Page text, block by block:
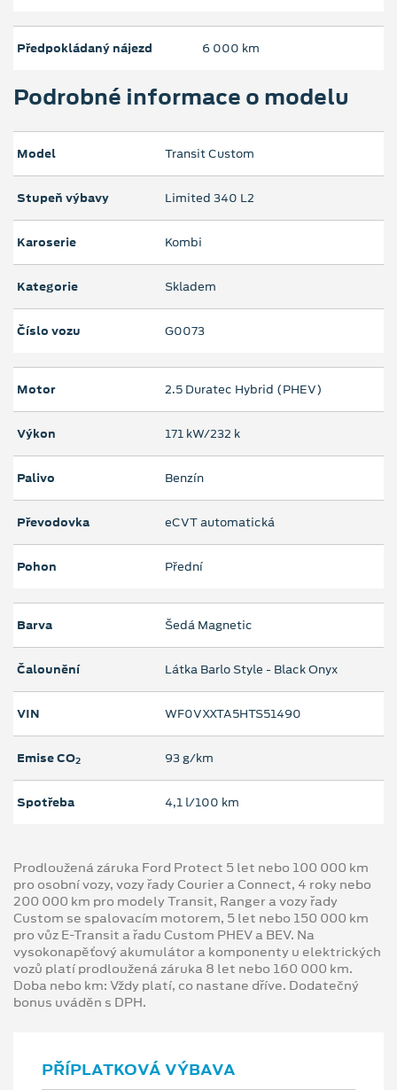
Předpokládaný nájezd 6 000 km
Podrobné informace o modelu
Model Transit Custom
Stupeň výbavy Limited 340 L2
Karoserie Kombi
Kategorie Skladem
Číslo vozu G0073
Motor 2.5 Duratec Hybrid (PHEV)
Výkon 171 kW/232 k
Palivo Benzín
Převodovka eCVT automatická
Pohon Přední
Barva Šedá Magnetic
Čalounění Látka Barlo Style - Black Onyx
VIN WF0VXXTA5HTS51490
Emise CO2 93 g/km
Spotřeba 4,1 l/100 km
Prodloužená záruka Ford Protect 5 let nebo 100 000 km
pro osobní vozy, vozy řady Courier a Connect, 4 roky nebo
200 000 km pro modely Transit, Ranger a vozy řady
Custom se spalovacím motorem, 5 let nebo 150 000 km
pro vůz E-Transit a řadu Custom PHEV a BEV. Na
vysokonapěťový akumulátor a komponenty u elektrických
vozů platí prodloužená záruka 8 let nebo 160 000 km.
Doba nebo km: Vždy platí, co nastane dříve. Dodatečný
bonus uváděn s DPH.
PŘÍPLATKOVÁ VÝBAVA